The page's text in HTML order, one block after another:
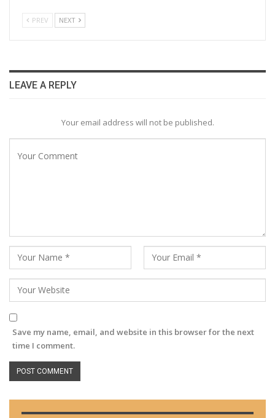
PREV NEXT
LEAVE A REPLY
Your email address will not be published.
Save my name, email, and website in this browser for the next
time I comment.